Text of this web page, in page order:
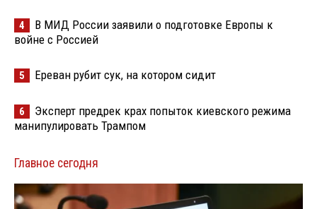
4
В МИД России заявили о подготовке Европы к
войне с Россией
5 Ереван рубит сук, на котором сидит
6
Эксперт предрек крах попыток киевского режима
манипулировать Трампом
Главное сегодня